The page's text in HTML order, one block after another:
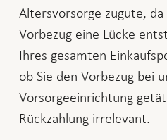
Altersvorsorge zugute,
Vorbezug eine Lücke
Ihres gesamten
ob Sie den Vorbezug bei
Vorsorgeeinrichtung
Rückzahlung irrelevant.